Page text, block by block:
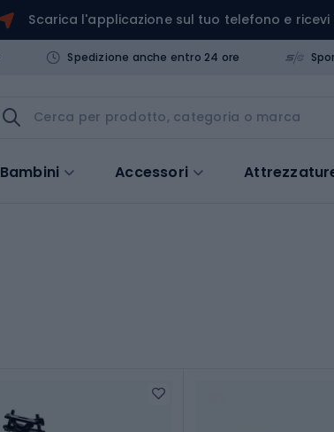
Scarica l'applicazione sul tuo telefono e ricevi
Spedizione anche entro 24 ore
Bambini Accessori